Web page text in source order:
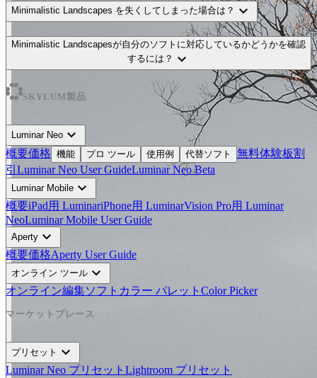
Minimalistic Landscapes を失くしてしまった場合は？ expand_more
Minimalistic Landscapesが自分のソフトに対応しているかどうかを確認
するには？ expand_more
SKYLUM製品
Luminar Neo expand_more
概要価格 機能 プロ ツール 使用例 代替ソフト 無料体験板割
引 Luminar Neo User GuideLuminar Neo Beta
Luminar Mobile expand_more
概要iPad用 LuminariPhone用 LuminarVision Pro用 Luminar
NeoLuminar Mobile User Guide
Aperty expand_more
概要価格Aperty User Guide
オンライン ツール expand_more
オンライン編集ソフト カラー パレット Color Picker
マーケットプレース
プリセット expand_more
Luminar Neo プリセット Lightroom プリセット